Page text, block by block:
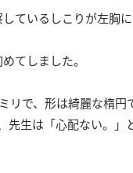
ているしこりが左胸に
てしました。
リで、形は綺麗な楕円
先生は「心配ない。」